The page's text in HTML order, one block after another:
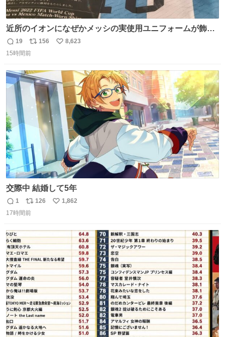
近所のイオンになぜかメッシの実使用ユニフォームが飾っ
てあっておもろい
返
信
19
リ
ポ
ト
数
156
い
数
8,623
15時間前
交際中 結婚して5年
返
信
1
リ
ポ
ト
数
126
い
数
1,862
17時間前